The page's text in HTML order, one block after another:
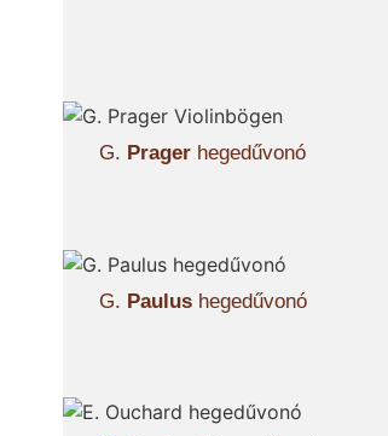
G. Prager hegedűvonó
G. Paulus hegedűvonó